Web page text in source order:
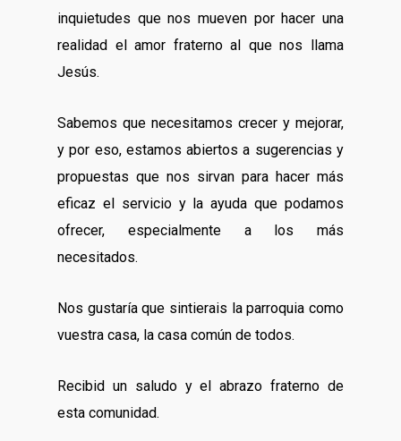
inquietudes que nos mueven por hacer una
realidad el amor fraterno al que nos llama
Jesús.
Sabemos que necesitamos crecer y mejorar,
y por eso, estamos abiertos a sugerencias y
propuestas que nos sirvan para hacer más
eficaz el servicio y la ayuda que podamos
ofrecer, especialmente a los más
necesitados.
Nos gustaría que sintierais la parroquia como
vuestra casa, la casa común de todos.
Recibid un saludo y el abrazo fraterno de
esta comunidad.